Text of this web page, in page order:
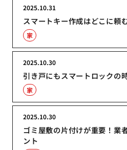
スマートキー作成はどこに頼
2025.10.31
家
引き戸にもスマートロックの
2025.10.30
家
ゴミ屋敷の片付けが重要！業
ント
2025.10.30